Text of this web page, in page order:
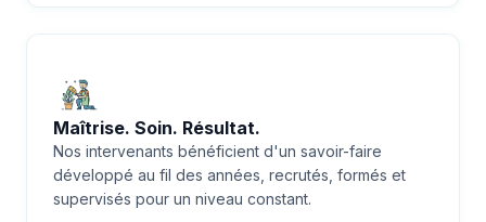
Maîtrise. Soin. Résultat.
Nos intervenants bénéficient d'un savoir-faire
développé au fil des années, recrutés, formés et
supervisés pour un niveau constant.